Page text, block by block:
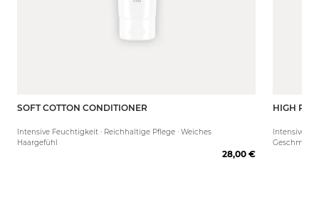
150 ml
SOFT COTTON CONDITIONER
Intensive Feuchtigkeit · Reichhaltige Pflege · Weiches
Haargefühl
28,00 €
HIGH
Intensive